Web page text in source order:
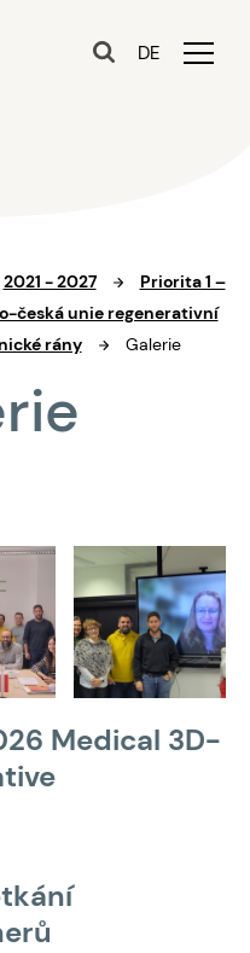
DE
2021 - 2027
Priorita 1 –
česká unie regenerativní
rány
Galerie
Medical 3D-